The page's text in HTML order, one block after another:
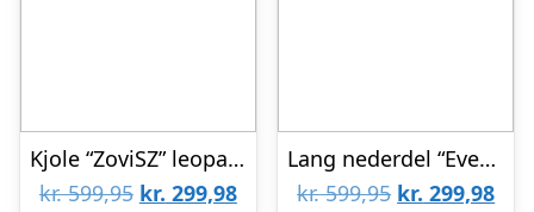
Kjole “ZoviSZ” leopard mønster – Saint Tropez
kr.599,95 Den
kr. 299,98Den
Lang nederdel “EvetteSZ” hvid m/ blå blomster – Saint Tropez
kr.599,95 Den
kr. 299,98Den